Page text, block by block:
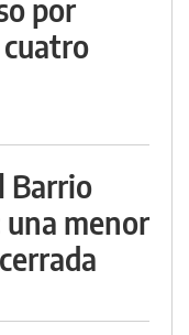
por
Barrio
menor